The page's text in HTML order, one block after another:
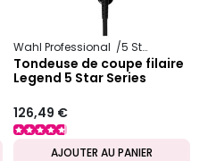
Wahl Professional 5 Star Series
Tondeuse de coupe filaire
Legend 5 Star Series
126,49 €
AJOUTER AU PANIER